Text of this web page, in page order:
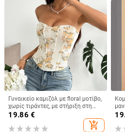
Γυναικείο καμιζόλ με floral μοτίβο,
χωρίς τιράντες, με στήριξη στη
μέση, ultra-short μήκος,
19.86 €
add_shopping_cart